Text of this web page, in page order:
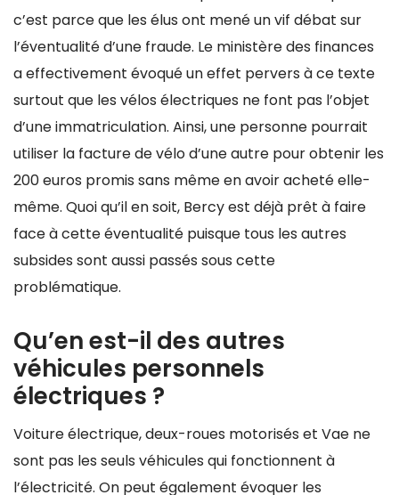
c’est parce que les élus ont mené un vif débat sur
l’éventualité d’une fraude. Le ministère des finances
a effectivement évoqué un effet pervers à ce texte
surtout que les vélos électriques ne font pas l’objet
d’une immatriculation. Ainsi, une personne pourrait
utiliser la facture de vélo d’une autre pour obtenir les
200 euros promis sans même en avoir acheté elle-
même. Quoi qu’il en soit, Bercy est déjà prêt à faire
face à cette éventualité puisque tous les autres
subsides sont aussi passés sous cette
problématique.
Qu’en est-il des autres
véhicules personnels
électriques ?
Voiture électrique, deux-roues motorisés et Vae ne
sont pas les seuls véhicules qui fonctionnent à
l’électricité. On peut également évoquer les